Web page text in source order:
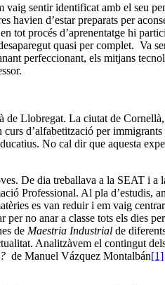
sentir identificat amb el seu
havien d’estar preparats per
tot procés d’aprenentatge hi
quasi per complet. Va
perfeccionant, els mitjans
Llobregat. La ciutat de
d’alfabetització per
No cal dir que aquesta
De dia treballava a la SEAT i
Professional. Al pla d’estudis,
es van reduir i em vaig
no anar a classe tots els dies
de Maestria Industrial de
Analitzàvem el contingut
de Manuel Vázquez Montalbán[1]